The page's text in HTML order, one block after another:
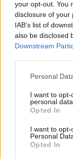
your opt-out. You
disclosure of your
IAB’s list of
also be disclosed
Downstream
Personal
I want to
personal data.
Opted In
I want to
Personal
Opted In